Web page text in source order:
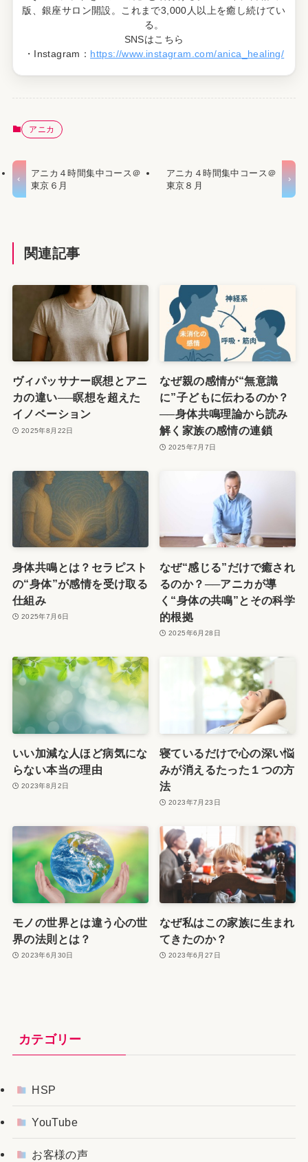
版、銀座サロン開設。これまで3,000人以上を癒し続けてい
る。
SNSはこちら
・Instagram： https://www.instagram.com/anica_healing/
アニカ
アニカ４時間集中コース＠
東京６月
アニカ４時間集中コース＠
東京８月
関連記事
ヴィパッサナー瞑想とアニ
カの違い──瞑想を超えた
イノベーション
2025年8月22日
なぜ親の感情が“無意識
に”子どもに伝わるのか？
──身体共鳴理論から読み
解く家族の感情の連鎖
2025年7月7日
身体共鳴とは？セラピスト
の“身体”が感情を受け取る
仕組み
2025年7月6日
なぜ“感じる”だけで癒され
るのか？──アニカが導
く“身体の共鳴”とその科学
的根拠
2025年6月28日
いい加減な人ほど病気にな
らない本当の理由
2023年8月2日
寝ているだけで心の深い悩
みが消えるたった１つの方
法
2023年7月23日
モノの世界とは違う心の世
界の法則とは？
2023年6月30日
なぜ私はこの家族に生まれ
てきたのか？
2023年6月27日
カテゴリー
HSP
YouTube
お客様の声